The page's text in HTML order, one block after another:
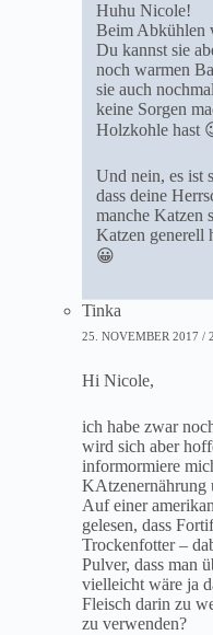
Huhu Nicole!
Beim Abkühlen
Du kannst sie
noch warmen
sie auch
keine Sorgen
Holzkohle hast
Und nein, es ist
dass deine
manche Katzen
Katzen generell
😀
Tinka
25. NOVEMBER 2017 /
Hi Nicole,
ich habe zwar
wird sich aber
informormiere
KAtzenernährung
Auf einer
gelesen, dass
Trockenfotter –
Pulver, dass man
vielleicht wäre ja
Fleisch darin zu
zu verwenden?